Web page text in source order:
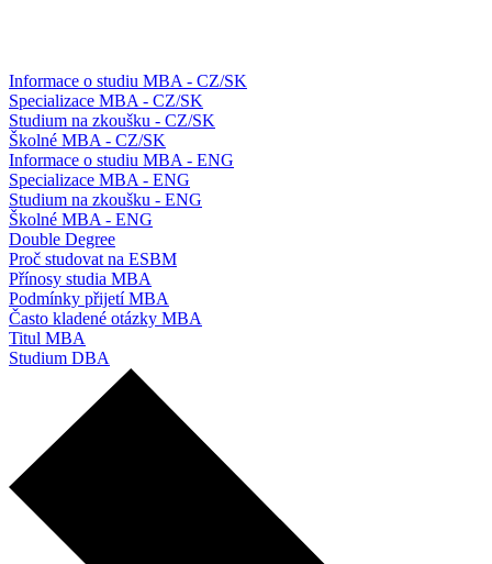
Informace o studiu MBA - CZ/SK
Specializace MBA - CZ/SK
Studium na zkoušku - CZ/SK
Školné MBA - CZ/SK
Informace o studiu MBA - ENG
Specializace MBA - ENG
Studium na zkoušku - ENG
Školné MBA - ENG
Double Degree
Proč studovat na ESBM
Přínosy studia MBA
Podmínky přijetí MBA
Často kladené otázky MBA
Titul MBA
Studium DBA